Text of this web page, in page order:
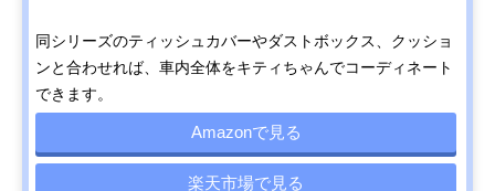
同シリーズのティッシュカバーやダストボックス、クッショ
ンと合わせれば、車内全体をキティちゃんでコーディネート
できます。
Amazonで見る
楽天市場で見る